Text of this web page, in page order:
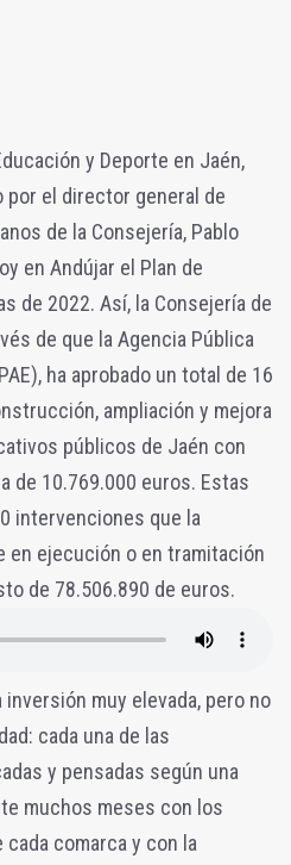
y Deporte en Jaén,
por el director general de
de la Consejería, Pablo
en Andújar el Plan de
de 2022. Así, la Consejería de
de que la Agencia Pública
ha aprobado un total de 16
ampliación y mejora
públicos de Jaén con
de 10.769.000 euros. Estas
intervenciones que la
en ejecución o en tramitación
de 78.506.890 de euros.
inversión muy elevada, pero no
cada una de las
y pensadas según una
muchos meses con los
comarca y con la